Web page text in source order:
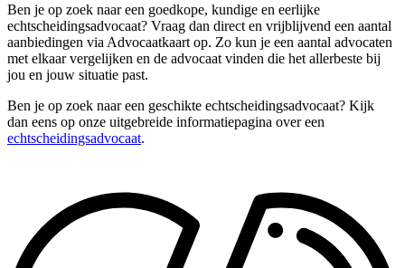
Ben je op zoek naar een goedkope, kundige en eerlijke
echtscheidingsadvocaat? Vraag dan direct en vrijblijvend een aantal
aanbiedingen via Advocaatkaart op. Zo kun je een aantal advocaten
met elkaar vergelijken en de advocaat vinden die het allerbeste bij
jou en jouw situatie past.
Ben je op zoek naar een geschikte echtscheidingsadvocaat? Kijk
dan eens op onze uitgebreide informatiepagina over een
echtscheidingsadvocaat.